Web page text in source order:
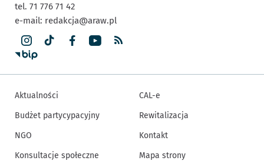
tel. 71 776 71 42
e-mail: redakcja@araw.pl
Aktualności
Budżet partycypacyjny
NGO
Konsultacje społeczne
CAL-e
Rewitalizacja
Kontakt
Mapa strony